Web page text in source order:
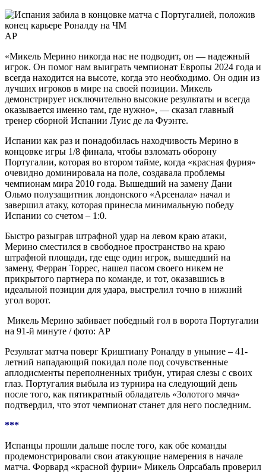
AP
«Микель Мерино никогда нас не подводит, он — надежный
игрок. Он помог нам выиграть чемпионат Европы 2024 года и
всегда находится на высоте, когда это необходимо. Он один из
лучших игроков в мире на своей позиции. Микель
демонстрирует исключительно высокие результаты и всегда
оказывается именно там, где нужно», — сказал главный
тренер сборной Испании Луис де ла Фуэнте.
Испании как раз и понадобилась находчивость Мерино в
концовке игры 1/8 финала, чтобы взломать оборону
Португалии, которая во втором тайме, когда «красная фурия»
очевидно доминировала на поле, создавала проблемы
чемпионам мира 2010 года. Вышедший на замену Дани
Ольмо полузащитник лондонского «Арсенала» начал и
завершил атаку, которая принесла минимальную победу
Испании со счетом – 1:0.
Быстро разыграв штрафной удар на левом краю атаки,
Мерино сместился в свободное пространство на краю
штрафной площади, где еще один игрок, вышедший на
замену, Ферран Торрес, нашел пасом своего никем не
прикрытого партнера по команде, и тот, оказавшись в
идеальной позиции для удара, выстрелил точно в нижний
угол ворот.
Микель Мерино забивает победный гол в ворота Португалии
на 91-й минуте / фото: AP
Результат матча поверг Криштиану Роналду в уныние – 41-
летний нападающий покидал поле под сочувственные
аплодисменты переполненных трибун, утирая слезы с своих
глаз. Португалия выбыла из турнира на следующий день
после того, как пятикратный обладатель «Золотого мяча»
подтвердил, что этот чемпионат станет для него последним.
***
Испанцы прошли дальше после того, как обе команды
продемонстрировали свои атакующие намерения в начале
матча. Форвард «красной фурии» Микель Оярсабаль проверил